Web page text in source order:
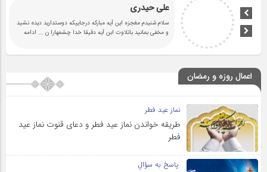
علی حیدری
سلام شنیدم مغجزه این آیه مبارکه درجاییکه دوستدارید دیده نشید
و مخفی بمانید باتلاوت ابن آیه دقیقا خدا چشمهارا ن ... ادامه
اعمال روزه و رمضان
نماز عید فطر
طریقه خواندن نماز عید فطر و دعای قنوت نماز عید
فطر
پاسخ به سؤالِ